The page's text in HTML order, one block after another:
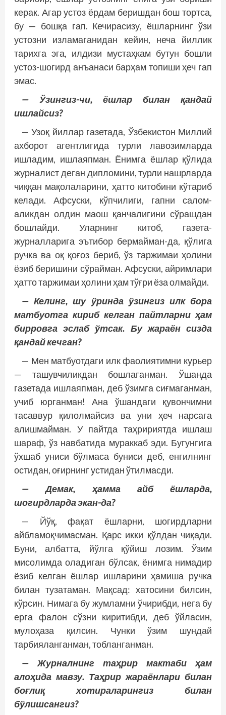
керак. Агар устоз ёрдам беришдан бош тортса,
бу — бошқа гап. Кечирасизу, ёшларнинг ўзи
устозни изламаганидан кейин, неча йиллик
тарихга эга, илдизи мустаҳкам бутун бошли
устоз-шогирд анъанаси барҳам топиши ҳеч гап
эмас.
— Ўзингиз-чи, ёшлар билан қандай
ишлайсиз?
— Узоқ йиллар газетада, Ўзбекистон Миллий
ахборот агентлигида турли лавозимларда
ишладим, ишлаяпман. Ёнимга ёшлар қўлида
журналист деган дипломини, турли нашрларда
чиққан мақолаларини, ҳатто китобини кўтариб
келади. Афсуски, кўпчилиги, гапни салом-
аликдан олдин маош қанчалигини сўрашдан
бошлайди. Уларнинг китоб, газета-
журналларига эътибор бермайман-да, қўлига
ручка ва оқ қоғоз бериб, ўз таржимаи ҳолини
ёзиб беришини сўрайман. Афсуски, айримлари
ҳатто таржимаи ҳолини ҳам тўғри ёза олмайди.
— Келинг, шу ўринда ўзингиз илк бора
матбуотга кириб келган пайтларни ҳам
бирровга эслаб ўтсак. Бу жараён сизда
қандай кечган?
— Мен матбуотдаги илк фаолиятимни курьер
— ташувчиликдан бошлаганман. Ўшанда
газетада ишлаяпман, деб ўзимга сиғмаганман,
учиб юрганман! Ана ўшандаги қувончимни
тасаввур қилолмайсиз ва уни ҳеч нарсага
алишмайман. У пайтда таҳририятда ишлаш
шараф, ўз навбатида мураккаб эди. Бугунгига
ўхшаб униси бўлмаса буниси деб, енгилнинг
остидан, оғирнинг устидан ўтилмасди.
— Демак, ҳамма айб ёшларда,
шогирдларда экан-да?
— Йўқ, фақат ёшларни, шогирдларни
айбламоқчимасман. Қарс икки қўлдан чиқади.
Буни, албатта, йўлга қўйиш лозим. Ўзим
мисолимда оладиган бўлсак, ёнимга нимадир
ёзиб келган ёшлар ишларини ҳамиша ручка
билан тузатаман. Мақсад: хатосини билсин,
кўрсин. Нимага бу жумламни ўчирибди, нега бу
ерга фалон сўзни киритибди, деб ўйласин,
мулоҳаза қилсин. Чунки ўзим шундай
тарбияланганман, тобланганман.
— Журналнинг таҳрир мактаби ҳам
алоҳида мавзу. Таҳрир жараёнлари билан
боғлиқ хотираларингиз билан
бўлишсангиз?